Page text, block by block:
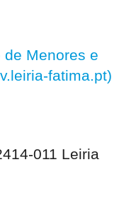
de Menores e
fatima.pt)
011 Leiria